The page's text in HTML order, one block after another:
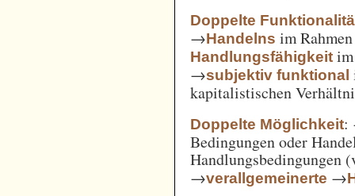
Doppelte
→Handelns im
Handlungsfähigkeit
→subjektiv funktional
kapitalistischen
Doppelte Möglichkeit:
Bedingungen oder
Handlungsbedingungen
→verallgemeinerte →